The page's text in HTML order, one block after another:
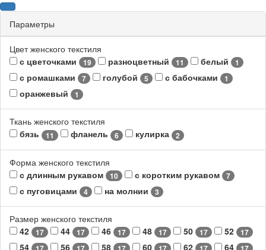
Параметры
Цвет женского текстиля
с цветочками
19 разноцветный 11 белый 1
с ромашками 7 голубой 5 с бабочками 1
оранжевый 1
Ткань женского текстиля
бязь
11 фланель 6 кулирка 2
Форма женского текстиля
с длинным рукавом
10 с коротким рукавом 7
с пуговицами 4 на молнии 3
Размер женского текстиля
42
17 44 17 46 17 48 17 50 17 52 17
54 56 58 60 62 64